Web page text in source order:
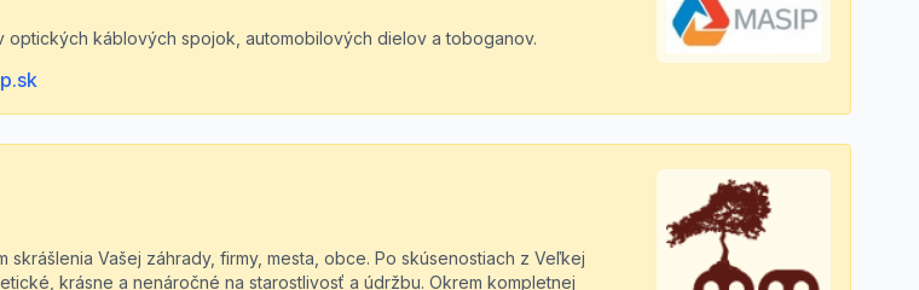
káblových spojok, automobilových dielov a toboganov.
skrášlenia Vašej záhrady, firmy, mesta, obce. Po skúsenostiach z Veľkej
krásne a nenáročné na starostlivosť a údržbu. Okrem kompletnej